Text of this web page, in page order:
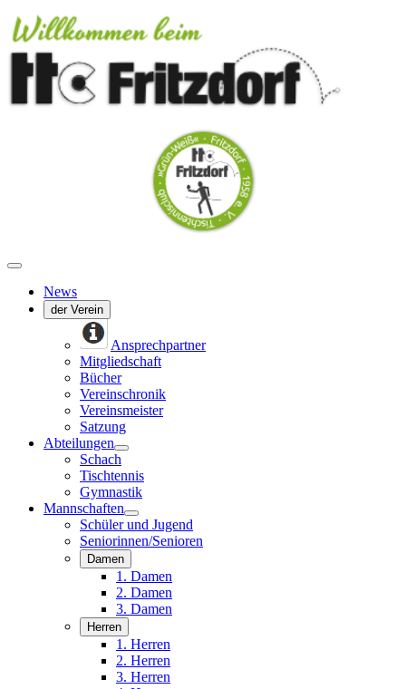
News
der Verein
Ansprechpartner
Mitgliedschaft
Bücher
Vereinschronik
Vereinsmeister
Satzung
Abteilungen
Schach
Tischtennis
Gymnastik
Mannschaften
Schüler und Jugend
Seniorinnen/Senioren
Damen
1. Damen
2. Damen
3. Damen
Herren
1. Herren
2. Herren
3. Herren